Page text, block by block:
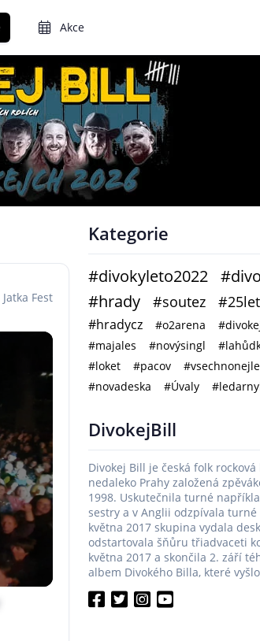
Akce
Jatka Fest
Kategorie
#divokyleto2022
#hrady
#soutez
#hradycz
#o2arena
#majales
#novýsingl
#loket
#pacov
#novadeska
#Úvaly
DivokejBill
Divokej Bill je česká folk
nedaleko Prahy založená
1998. Uskutečnila turné
sestry a v Anglii odzpívala
května 2017 skupina vydala
odstartovala šňůru třiadvaceti
května 2017 a skončila 2. září
albem Divokého Billa, které